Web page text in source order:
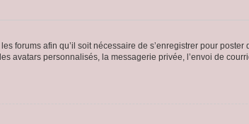
forums afin qu’il soit nécessaire de s’enregistrer pour
avatars personnalisés, la messagerie privée, l’envoi de